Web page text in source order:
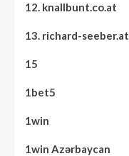
12. knallbunt.co.at
13. richard-seeber.at
15
1bet5
1win
1win Azərbaycan